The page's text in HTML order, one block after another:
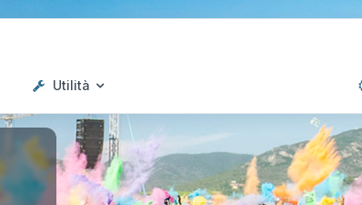
Utilità